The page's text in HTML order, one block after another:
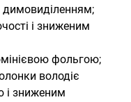
димовиділенням;
і зниженим
фольгою;
володіє
і зниженим